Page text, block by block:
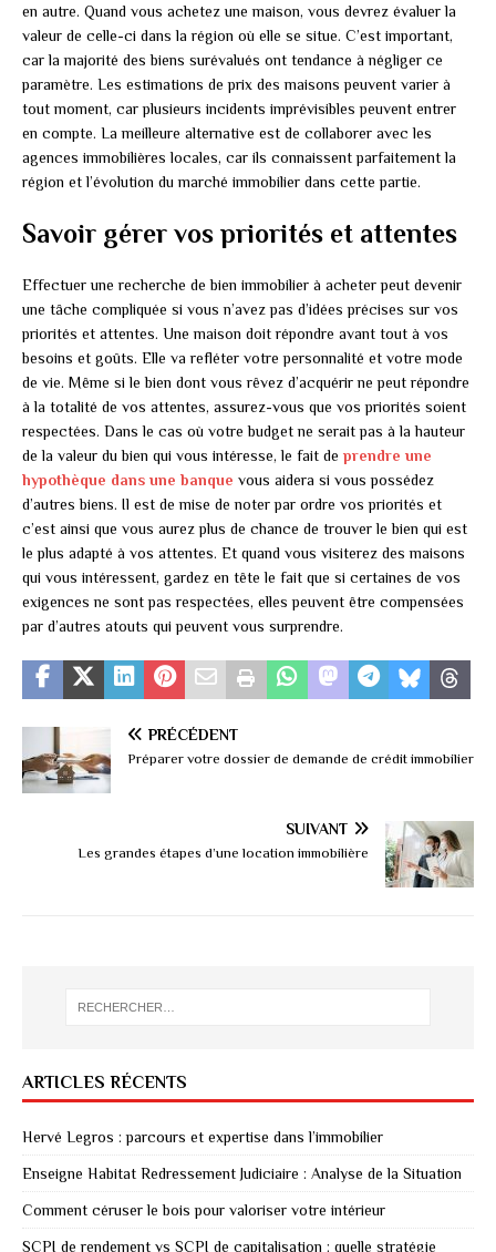
en autre. Quand vous achetez une maison, vous devrez évaluer la
valeur de celle-ci dans la région où elle se situe. C’est important,
car la majorité des biens surévalués ont tendance à négliger ce
paramètre. Les estimations de prix des maisons peuvent varier à
tout moment, car plusieurs incidents imprévisibles peuvent entrer
en compte. La meilleure alternative est de collaborer avec les
agences immobilières locales, car ils connaissent parfaitement la
région et l’évolution du marché immobilier dans cette partie.
Savoir gérer vos priorités et attentes
Effectuer une recherche de bien immobilier à acheter peut devenir
une tâche compliquée si vous n’avez pas d’idées précises sur vos
priorités et attentes. Une maison doit répondre avant tout à vos
besoins et goûts. Elle va refléter votre personnalité et votre mode
de vie. Même si le bien dont vous rêvez d’acquérir ne peut répondre
à la totalité de vos attentes, assurez-vous que vos priorités soient
respectées. Dans le cas où votre budget ne serait pas à la hauteur
de la valeur du bien qui vous intéresse, le fait de prendre une
hypothèque dans une banque vous aidera si vous possédez
d’autres biens. Il est de mise de noter par ordre vos priorités et
c’est ainsi que vous aurez plus de chance de trouver le bien qui est
le plus adapté à vos attentes. Et quand vous visiterez des maisons
qui vous intéressent, gardez en tête le fait que si certaines de vos
exigences ne sont pas respectées, elles peuvent être compensées
par d’autres atouts qui peuvent vous surprendre.
PRÉCÉDENT
Préparer votre dossier de demande de crédit immobilier
SUIVANT
Les grandes étapes d’une location immobilière
ARTICLES RÉCENTS
Hervé Legros : parcours et expertise dans l’immobilier
Enseigne Habitat Redressement Judiciaire : Analyse de la Situation
Comment céruser le bois pour valoriser votre intérieur
SCPI de rendement vs SCPI de capitalisation : quelle stratégie